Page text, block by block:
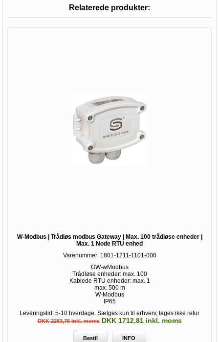
Relaterede produkter:
W-Modbus | Trådløs modbus Gateway | Max. 100 trådløse enheder |
Max. 1 Node RTU enhed
Varenummer: 1801-1211-1101-000
GW-wModbus
Trådløse enheder: max. 100
Kablede RTU enheder: max. 1
max. 500 m
W-Modbus
IP65
Leveringstid: 5-10 hverdage. Sælges kun til erhverv, tages ikke retur
DKK 2283,75 inkl. moms DKK 1712,81 inkl. moms
Bestil INFO